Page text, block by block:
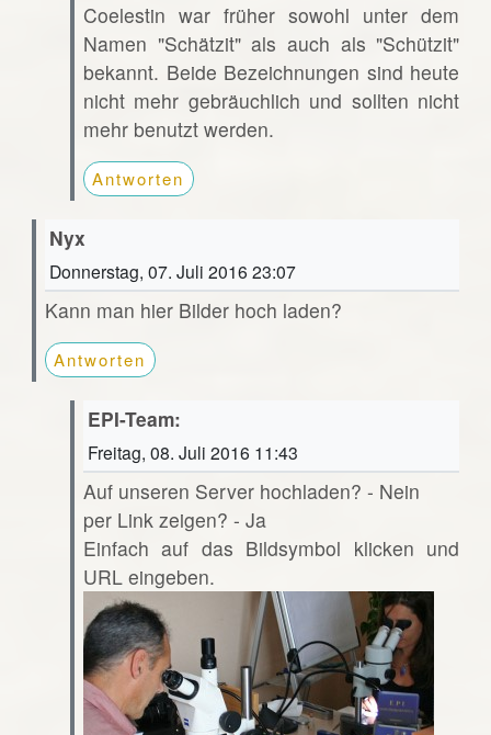
Coelestin war früher sowohl unter dem
Namen "Schätzit" als auch als "Schützit"
bekannt. Beide Bezeichnungen sind heute
nicht mehr gebräuchlich und sollten nicht
mehr benutzt werden.
Antworten
Nyx
Donnerstag, 07. Juli 2016 23:07
Kann man hier Bilder hoch laden?
Antworten
EPI-Team:
Freitag, 08. Juli 2016 11:43
Auf unseren Server hochladen? - Nein
per Link zeigen? - Ja
Einfach auf das Bildsymbol klicken und
URL eingeben.